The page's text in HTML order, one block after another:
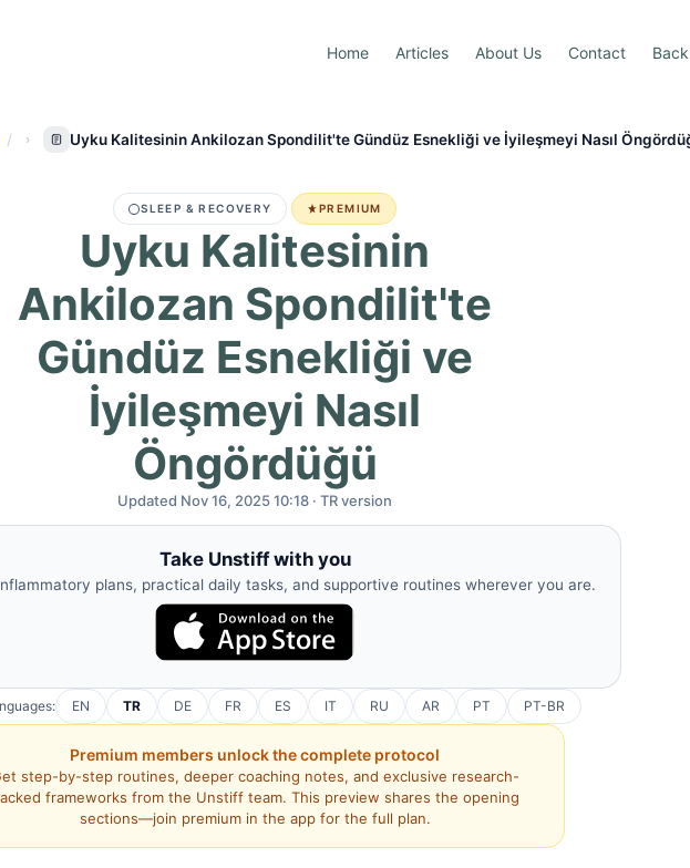
Home Articles About Us Contact
Uyku Kalitesinin Ankilozan Spondilit'te Gündüz Esnekliği ve İyileşmeyi Nasıl
SLEEP & RECOVERY PREMIUM
Uyku Kalitesinin
Ankilozan Spondilit'te
Gündüz Esnekliği ve
İyileşmeyi Nasıl
Öngördüğü
Updated Nov 16, 2025 10:18 · TR version
Take Unstiff with you
plans, practical daily tasks, and supportive routines wherever you are.
EN TR DE FR ES IT RU AR PT PT-BR
Premium members unlock the complete protocol
step-by-step routines, deeper coaching notes, and exclusive research-
frameworks from the Unstiff team. This preview shares the opening
sections—join premium in the app for the full plan.